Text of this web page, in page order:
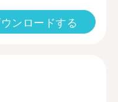
ンロードする